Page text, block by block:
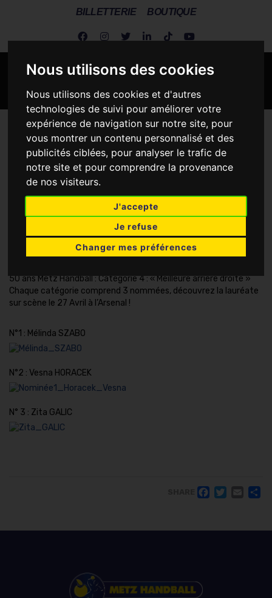
Nous utilisons des cookies
Nous utilisons des cookies et d'autres
technologies de suivi pour améliorer votre
expérience de navigation sur notre site, pour
vous montrer un contenu personnalisé et des
publicités ciblées, pour analyser le trafic de
notre site et pour comprendre la provenance
de nos visiteurs.
J'accepte
Je refuse
Changer mes préférences
BILLETTERIE BOUTIQUE
Metz Handball Actus Dragonnes Les Dragonnes / A la une
50 ans : Meilleure Arrière Droite
50 ANS : MEILLEURE
ARRIÈRE DROITE
50 ans Metz Handball : Catégorie 4 : « Meilleure arrière droite »
Chaque catégorie comprend 3 nommées, découvrez la lauréate
sur scène le 27 Avril à l’Arsenal !
N°1 : Mélinda SZABO
N°2 : Vesna HORACEK
N° 3 : Zita GALIC